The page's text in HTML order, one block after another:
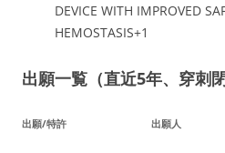
DEVICE WITH IMPROVED
HEMOSTASIS+1
出願一覧（直近5年、穿刺閉
出願/特許 出願人